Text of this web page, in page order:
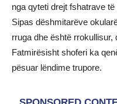
nga qyteti drejt fshatrave
Sipas dëshmitarëve
rruga dhe është
Fatmirësisht shoferi ka
pësuar lëndime trupore.